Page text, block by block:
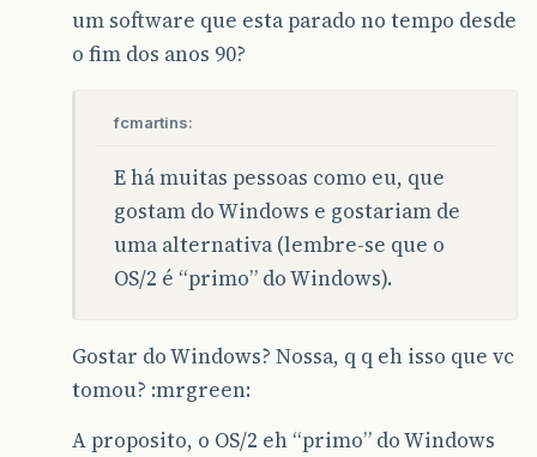
um software que esta parado no tempo desde
o fim dos anos 90?
fcmartins:
E há muitas pessoas como eu, que
gostam do Windows e gostariam de
uma alternativa (lembre-se que o
OS/2 é “primo” do Windows).
Gostar do Windows? Nossa, q q eh isso que vc
tomou? :mrgreen:
A proposito, o OS/2 eh “primo” do Windows